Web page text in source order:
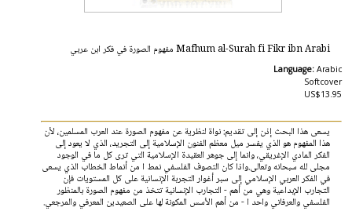
Mafhum al-Surah fi Fikr ibn Arabi مفهوم الصورة في فكر ابن عربي
Language: Arabic
Softcover
US$13.95
يسعى هذا البحث إذن إلى تقديم: نواة لنظرية عن مفهوم الصورة عند العرب المسلمين، لأن
هذا المفهوم هو الذي يفسر ميل معظم الفنون الإسلامية إلى التجريد، الذي لا يعود إلى
الفكر المادي الإغريقي، وانما إلى جوهر العقيدة الإسلامية التي ترى كل ما في الوجود
مجلى لله سبحانه وتعالى.واذا كان التصوف الفلسفي نمط ا من أنماط الخطاب الذي يسعى
في الفكر العربي الإسلامي إلى سبر أغوار التجربة الإنسانية على كل المستويات فإن
التجارب الإبداعية وهي من أهم - التجارب الإنسانية تتخذ من مفهوم الصورة بالمنظور
الفلسفي والعرفاني واحد ا - من أهم الأسس المكونة لها على الصعيدين المعرفي والمرجعي.